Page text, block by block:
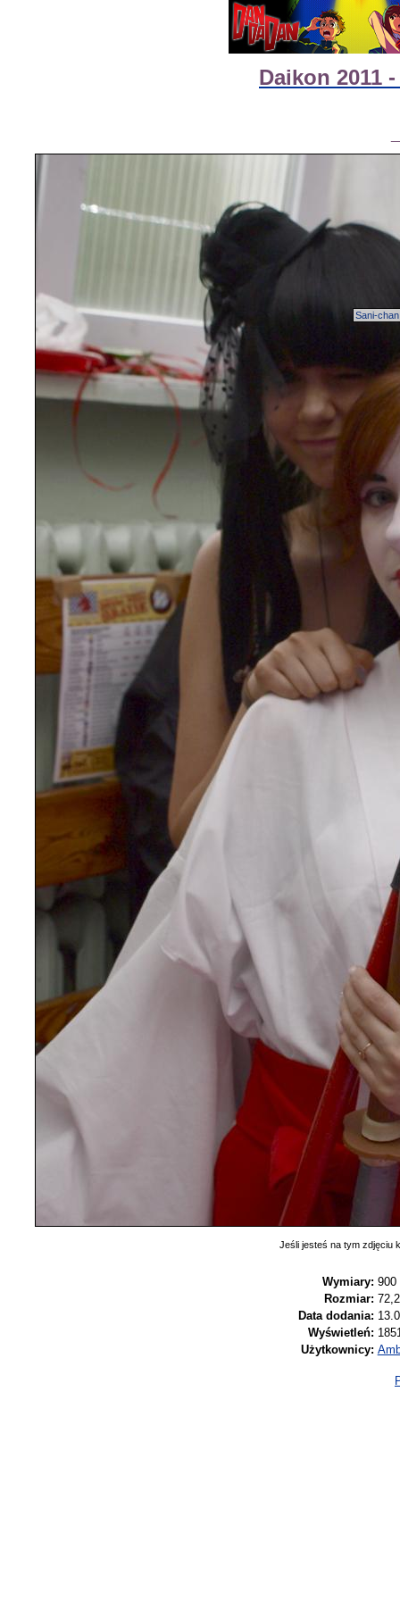
Daikon 2011
Sani-chan
Jeśli jesteś na tym zdjęciu
Wymiary: 900
Rozmiar:
Data dodania:
Wyświetleń:
Użytkownicy: